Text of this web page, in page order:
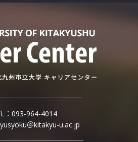
：093-964-4014
＠kitakyu-u.ac.jp